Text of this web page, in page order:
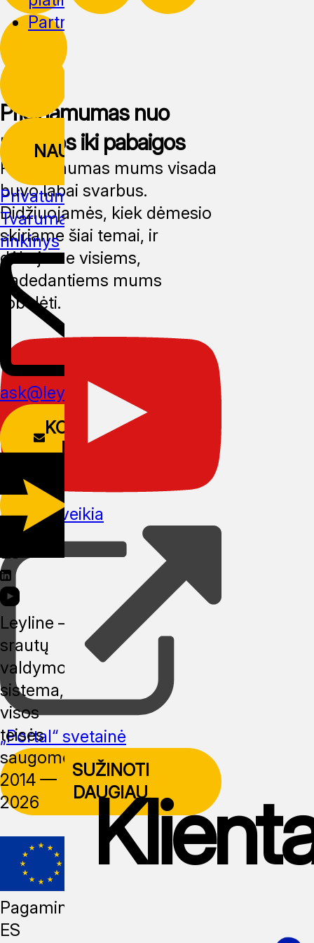
Partnerystė
NAUJIENLAIŠKIS
Privatumo politika
Tvarumas Žiniasklaidos
rinkinys
ask@leyline.li
KONTAKTŲ
FORMA
PARSISIŲSTI
APLIKACIJĄ
Leyline —
srautų
valdymo
sistema,
visos
teisės
saugomos,
2014 —
2026
Pagaminta
ES
Prieinamumas nuo
pradžios iki pabaigos
Prieinamumas mums visada
buvo labai svarbus.
Didžiuojamės, kiek dėmesio
skiriame šiai temai, ir
dėkojame visiems,
padedantiems mums
tobulėti.
Kaip tai veikia
„Portal“ svetainė
SUŽINOTI
DAUGIAU